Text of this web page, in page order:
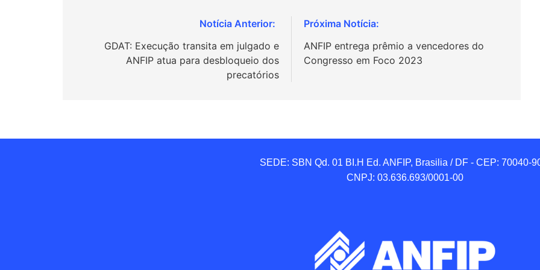
GDAT: Execução transita em julgado e
ANFIP atua para desbloqueio dos
precatórios
ANFIP entrega prêmio a vencedores do
Congresso em Foco 2023
SEDE: SBN Qd. 01 BI.H Ed. ANFIP, Brasilia / DF - CEP: 70040-
CNPJ: 03.636.693/0001-00